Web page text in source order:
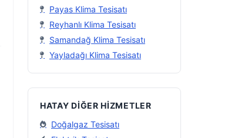
Payas Klima Tesisatı
Reyhanlı Klima Tesisatı
Samandağ Klima Tesisatı
Yayladağı Klima Tesisatı
HATAY DIĞER HIZMETLER
Doğalgaz Tesisatı